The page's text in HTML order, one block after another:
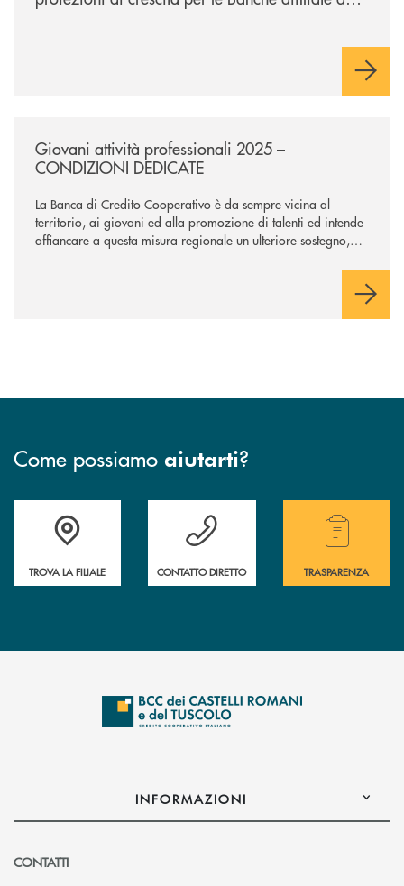
Giovani attività professionali 2025 –
CONDIZIONI DEDICATE
La Banca di Credito Cooperativo è da sempre vicina al
territorio, ai giovani ed alla promozione di talenti ed intende
affiancare a questa misura regionale un ulteriore sostegno,
Come possiamo aiutarti?
Accedi all' elenco completo delle filiali della Bcc.
TROVA LA FILIALE
Hai bisogno di assistenza immediata?
CONTATTO DIRETTO
Hai bisogno di
TRASPARENZA
INFORMAZIONI
CONTATTI